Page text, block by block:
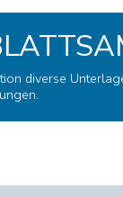
diverse